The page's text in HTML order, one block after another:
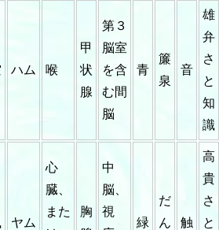
ハム 喉
甲
状
腺
第３
脳室
を含
む間
脳
青
簾
泉
音
雄
弁
さ
と
知
識
ヤム
心
臓、
また
胸
中
脳、
視
緑
だ
ん
触
高
貴
さ
と